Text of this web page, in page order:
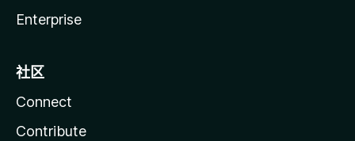
Enterprise
社区
Connect
Contribute